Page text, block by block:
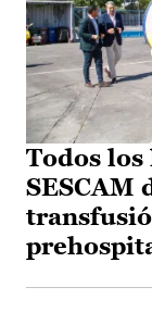
Todos
SESCAM